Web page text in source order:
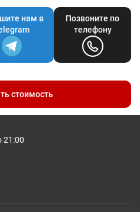
нам в
Позвоните по
телефону
стоимость
21:00